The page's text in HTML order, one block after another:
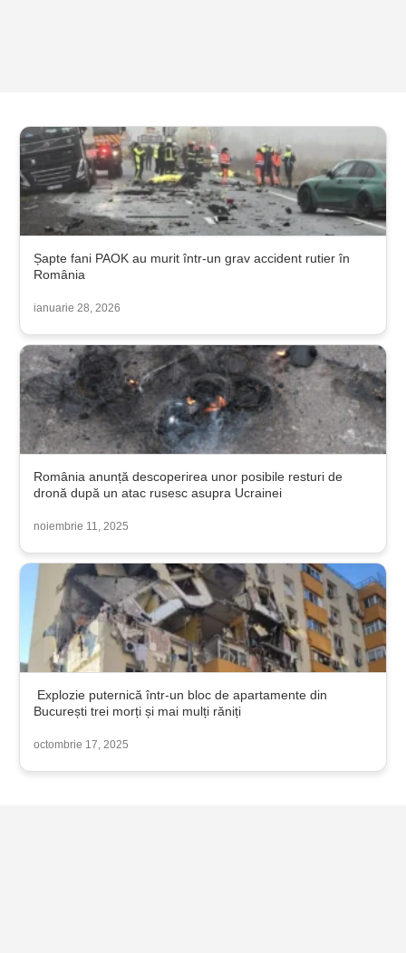
Șapte fani PAOK au murit într-un grav accident rutier în
România
ianuarie 28, 2026
România anunță descoperirea unor posibile resturi de
dronă după un atac rusesc asupra Ucrainei
noiembrie 11, 2025
Explozie puternică într-un bloc de apartamente din
București trei morți și mai mulți răniți
octombrie 17, 2025